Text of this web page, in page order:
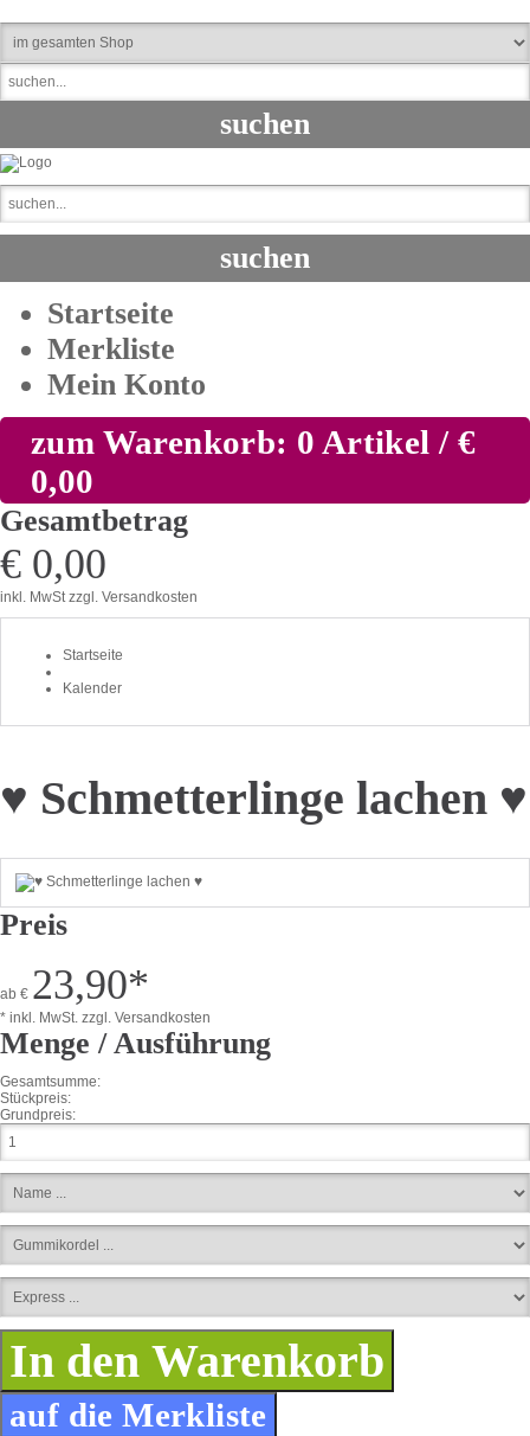
Startseite
Merkliste
Mein Konto
zum Warenkorb: 0 Artikel / €
0,00
Gesamtbetrag
€ 0,00
inkl. MwStzzgl. Versandkosten
Startseite
Kalender
♥ Schmetterlinge lachen ♥
Preis
ab € 23,90*
* inkl. MwSt. zzgl. Versandkosten
Menge / Ausführung
Gesamtsumme:
Stückpreis:
Grundpreis: